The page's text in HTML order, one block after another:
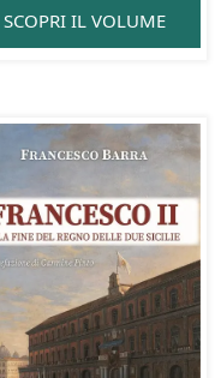
SCOPRI IL VOLUME